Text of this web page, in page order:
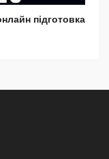
підготовка